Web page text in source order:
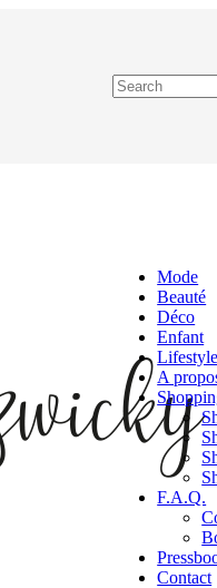
Mode
Beauté
Déco
Enfant
Lifestyle
A
F.A.Q.
Contact